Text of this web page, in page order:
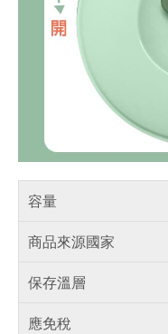
容量
商品來源國家
保存溫層
應免稅